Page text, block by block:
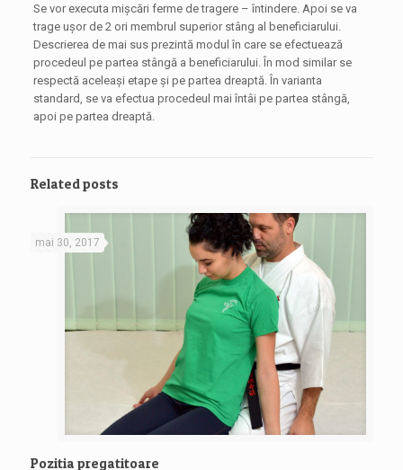
Se vor executa mişcări ferme de tragere – întindere. Apoi se va
trage uşor de 2 ori membrul superior stâng al beneficiarului.
Descrierea de mai sus prezintă modul în care se efectuează
procedeul pe partea stângă a beneficiarului. În mod similar se
respectă aceleaşi etape şi pe partea dreaptă. În varianta
standard, se va efectua procedeul mai întâi pe partea stângă,
apoi pe partea dreaptă.
Related posts
mai 30, 2017
Pozitia pregatitoare